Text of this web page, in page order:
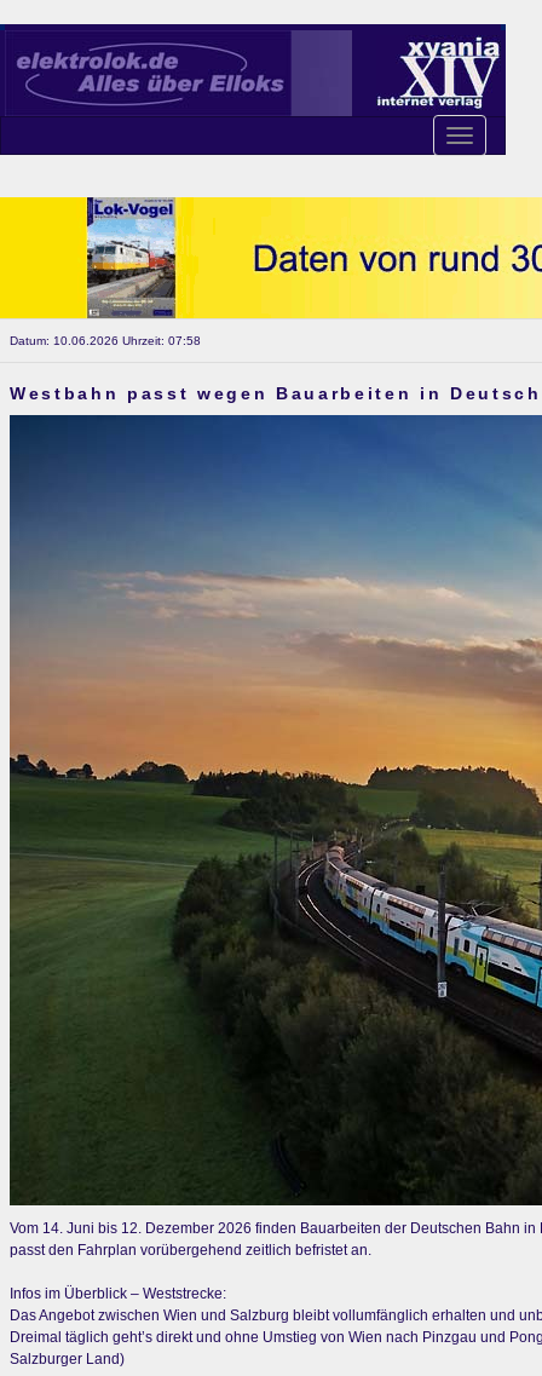
Toggle
navigation
Datum: 10.06.2026 Uhrzeit: 07:58
Westbahn passt wegen Bauarbeiten in
Vom 14. Juni bis 12. Dezember 2026 finden Bauarbeiten der Deutschen Bahn
passt den Fahrplan vorübergehend zeitlich befristet an.
Infos im Überblick – Weststrecke:
Das Angebot zwischen Wien und Salzburg bleibt vollumfänglich erhalten und
Dreimal täglich geht’s direkt und ohne Umstieg von Wien nach Pinzgau und
Salzburger Land)